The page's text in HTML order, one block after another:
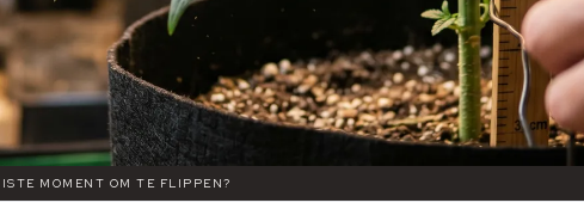
MOMENT OM TE FLIPPEN?